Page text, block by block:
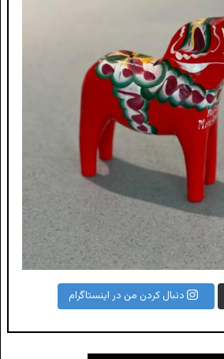
دنبال کردن من در اینستاگرام